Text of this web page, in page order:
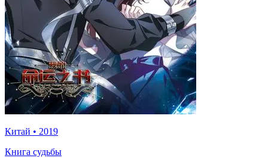
Китай • 2019
Книга судьбы